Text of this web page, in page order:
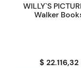
WILLY`S
Walker
$ 22.116,32